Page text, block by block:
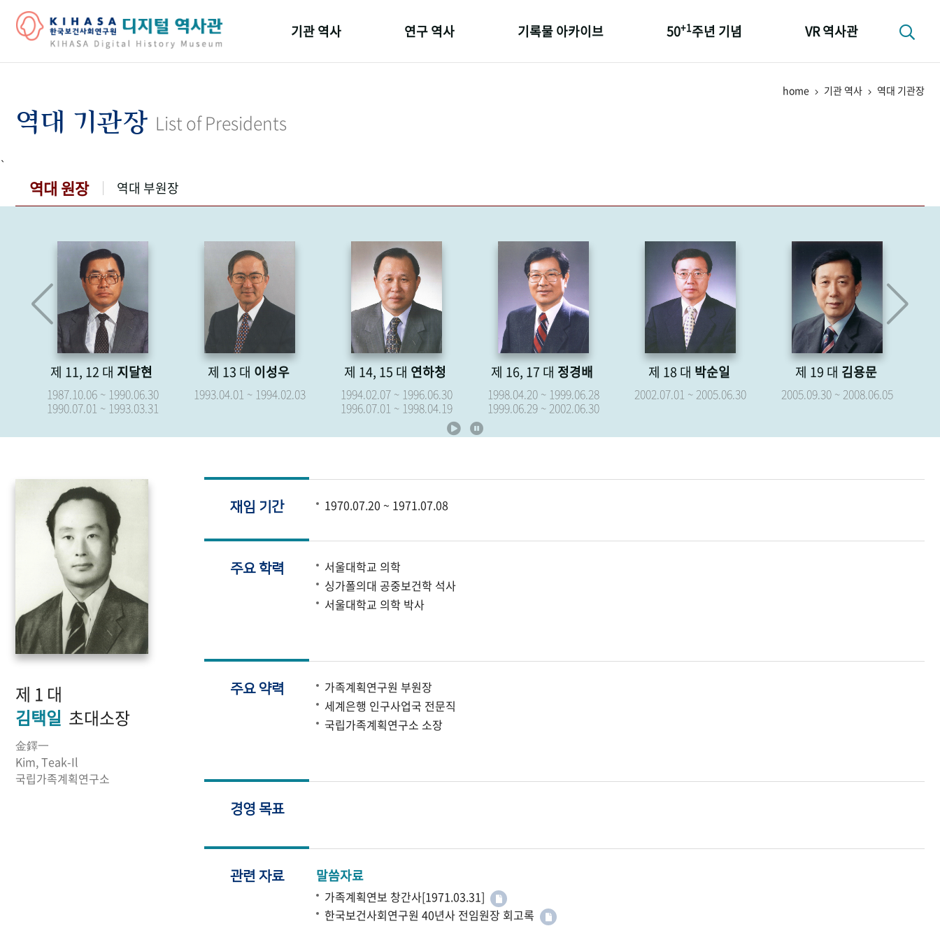
기관 역사 연구 역사 기록물 아카이브 50+1주년 기념 VR 역사관
home 기관 역사 역대 기관장
역대 기관장 List of Presidents
`
역대 원장 역대 부원장
제 11, 12 대 지달현
1987.10.06 ~ 1990.06.30
1990.07.01 ~ 1993.03.31
제 13 대 이성우
1993.04.01 ~ 1994.02.03
제 14, 15 대 연하청
1994.02.07 ~ 1996.06.30
1996.07.01 ~ 1998.04.19
제 16, 17 대 정경배
1998.04.20 ~ 1999.06.28
1999.06.29 ~ 2002.06.30
제 18 대 박순일
2002.07.01 ~ 2005.06.30
제 19 대 김용문
2005.09.30 ~ 2008.06.05
제 1 대
김택일 초대소장
金鐸一
Kim, Teak-Il
국립가족계획연구소
재임 기간 1970.07.20 ~ 1971.07.08
주요 학력
서울대학교 의학
싱가폴의대 공중보건학 석사
서울대학교 의학 박사
주요 약력
가족계획연구원 부원장
세계은행 인구사업국 전문직
국립가족계획연구소 소장
경영 목표
관련 자료 말씀자료
가족계획연보 창간사[1971.03.31]
한국보건사회연구원 40년사 전임원장 회고록